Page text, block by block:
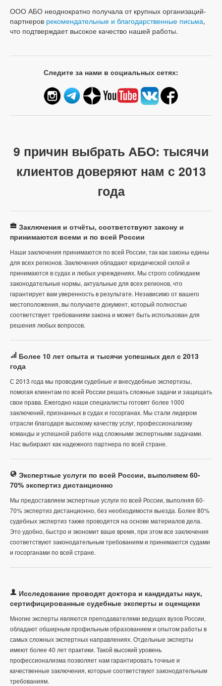
ООО АБО неоднократно получала от крупных организаций-
партнеров рекомендательные и благодарственные письма,
что подтверждает высокое качество нашей работы.
Следите за нами в социальных сетях:
9 причин выбрать АБО: тысячи
клиентов доверяют нам с 2013
года
Заключения и отчёты, соответствуют закону и
принимаются всеми и по всей России
Наши заключения принимаются по всей России, так как законы едины
для всех регионов. Заключения обладают юридической силой и
принимаются в судах и любых учреждениях. Мы строго соблюдаем
законодательные нормы, актуальные для всех регионов, что
гарантирует вам уверенность в результате. Независимо от вашего
местоположения, вы получаете документ, который полностью
соответствует требованиям закона и может быть использован для
решения любых вопросов.
Более 10 лет опыта и тысячи успешных дел с 2013
года
С 2013 года мы проводим судебные и внесудебные экспертизы,
помогая клиентам по всей России решать сложные задачи и защищать
свои права. Ежегодно наши специалисты готовят более 1000
заключений, признанных в судах и госорганах. Мы стали лидером
отрасли благодаря высокому качеству услуг, профессионализму
команды и успешной работе над сложными экспертными задачами.
Нас выбирают как надежного партнера по всей стране.
Экспертные услуги по всей России, выполняем 60-
70% экспертиз дистанционно
Мы предоставляем экспертные услуги по всей России, выполняя 60-
70% экспертиз дистанционно, без необходимости выезда. Более 80%
судебных экспертиз также проводятся на основе материалов дела.
Это удобно, быстро и экономит ваше время, при этом все заключения
соответствуют законодательным требованиям и принимаются судами
и госорганами по всей стране.
Исследование проводят доктора и кандидаты наук,
сертифицированные судебные эксперты и оценщики
Многие эксперты являются преподавателями ведущих вузов России,
обладают обширным профильным образованием и опытом работы в
самых сложных экспертных направлениях. Отдельные эксперты
имеют более 40 лет практики. Такой высокий уровень
профессионализма позволяет нам гарантировать точные и
качественные заключения, которые соответствуют законодательным
требованиям.